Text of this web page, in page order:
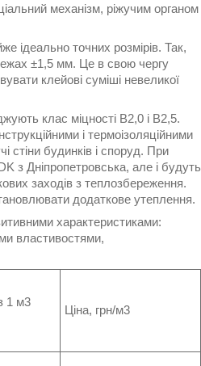
механізм, ріжучим органом
ідеально точних розмірів. Так,
±1,5 мм. Це в свою чергу
клейові суміші невеликої
клас міцності В2,0 і В2,5.
і термоізоляційними
стіни будинків і споруд. При
з Дніпропетровська, але і будуть
заходів з теплозбереження.
додаткове утеплення.
характеристиками:
властивостями,
1 м3
Ціна, грн/м3